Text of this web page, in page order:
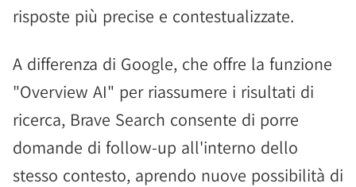
risposte più precise e contestualizzate.
A differenza di Google, che offre la funzione
"Overview AI" per riassumere i risultati di
ricerca, Brave Search consente di porre
domande di follow-up all'interno dello
stesso contesto, aprendo nuove possibilità di